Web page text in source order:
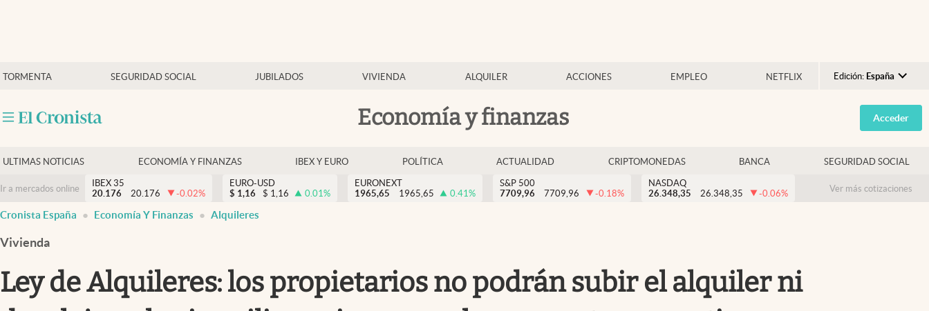
TORMENTA SEGURIDAD SOCIAL JUBILADOS VIVIENDA ALQUILER ACCIONES EMPLEO NETFLIX Edición: España
Argentina
España
USA
Colombia
Economía y finanzas
Economía y finanzas
Criptomonedas
Acceder
ULTIMAS NOTICIAS ECONOMÍA Y FINANZAS IBEX Y EURO POLÍTICA ACTUALIDAD CRIPTOMONEDAS BANCA SEGURIDAD SOCIAL
Ir a mercados online
IBEX 35
20.176
20.176 -0.02%
EURO-USD
$ 1,16 $ 1,16 0.01%
EURONEXT
1965,65
1965,65 0.41%
S&P 500
7709,96
7709,96 -0.18%
NASDAQ
26.348,35
26.348,35 -0.06% Ver más cotizaciones
Cronista España Economía Y Finanzas Alquileres
Vivienda
Ley de Alquileres: los propietarios no podrán subir el alquiler ni